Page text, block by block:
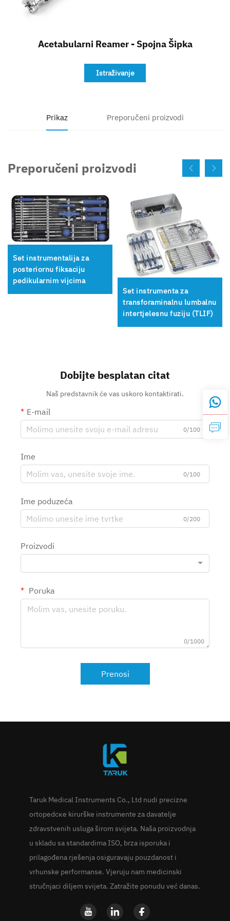
Acetabularni Reamer - Spojna Šipka
Istraživanje
Prikaz Preporučeni proizvodi
Preporučeni proizvodi
Set instrumentalija za
posteriornu fiksaciju
pedikularnim vijcima
Set instrumenta za
transforaminalnu lumbalnu
intertjelesnu fuziju (TLIF)
Dobijte besplatan citat
Naš predstavnik će vas uskoro kontaktirati.
E-mail
0/100
Ime
0/100
Ime poduzeća
0/200
Proizvodi
Poruka
0/1000
Prenosi
Taruk Medical Instruments Co., Ltd nudi precizne
ortopedске kirurške instrumente za davatelje
zdravstvenih usluga širom svijeta. Naša proizvodnja
u skladu sa standardima ISO, brza isporuka i
prilagođena rješenja osiguravaju pouzdanost i
vrhunske performanse. Vjeruju nam medicinski
stručnjaci diljem svijeta. Zatražite ponudu već danas.